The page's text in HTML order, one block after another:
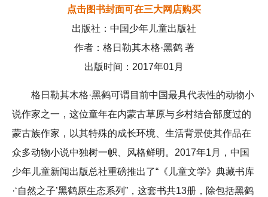
点击图书封面可在三大网店购买
出版社：中国少年儿童出版社
作者：格日勒其木格·黑鹤 著
出版时间：2017年01月
格日勒其木格·黑鹤可谓目前中国最具代表性的动物小
说作家之一，这位童年在内蒙古草原与乡村结合部度过的
蒙古族作家，以其特殊的成长环境、生活背景使其作品在
众多动物小说中独树一帜、风格鲜明。2017年1月，中国
少年儿童新闻出版总社重磅推出了“《儿童文学》典藏书库
·‘自然之子’黑鹤原生态系列”，这套书共13册，除包括黑鹤